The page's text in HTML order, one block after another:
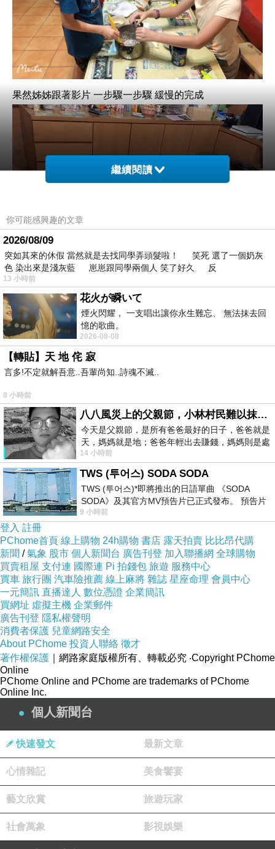
果然姊姊跟著影片 一步驟一步驟 緩慢的完成
從做中 孩子自己會把工具調整到適合的位置 擺放在操作方
便的地方
準備放烤箱囉
繼續閱讀
你可能感興趣的文章
2026/08/09
突如其來的休假 當然就是去找同學弄頭髮啦！ 笑死 選了一個奶灰
色 染出來是淺灰藍 崽崽跟同學兩個人 笑了好久 反
13 小時前
花火が瞬いて
煙火閃耀， 一支唱出讓你永生難忘、 無法抹去回
憶的歌曲。
2026-08-08
【轉貼】天 地 侘 寂
言多!不定就解吾意..吾輩尚知..詩魂不滅..
8 小時前
八八風災上的父親節，小林村民難以抹滅的痛
今天是父親節，是所有爸爸最好的日子，爸爸就是
天，媽媽就是地；爸爸年輕出去賺錢，媽媽則是處
理家務，職業不分高低貴賤，只有人品才
14 小時前
TWS (투어스) SODA SODA
TWS (투어스)*即將推出的日語單曲 《SODA
SODA》及其官方MV預告片已正式發布。 預告片
一經發布， 就引發了粉絲們對這次夏季回
9 小時前
登入 註冊
PChome首頁 線上購物 24h購物 書店 露天拍賣 比比昂代購
新聞 /氣象 股市 個人新聞台 廣告刊登 加入聯播網 全球購物
買賣租屋 支付連 國際連 Pi 拍錢包 旅遊 服務中心
買車 旅行團 汽車險推薦 線上麻將 雜誌 星座命理 會員中心
一元簡訊 直播達人 數位憑證 企業簡訊
買網址 虛擬主機 企業郵件
廣告刊登 隱私權聲明
消費者保護 兒童網路安全
About PChome 投資人聯絡 徵才
著作權保護 ｜網路家庭版權所有、轉載必究 ‧Copyright PChome
Online
PChome Online and PChome are trademarks of PChome
Online Inc.
個人新聞台
快速發文 最新文章
心情雜記 美食饗宴
藝文欣賞 旅遊玩家
社會萬象 影視娛樂